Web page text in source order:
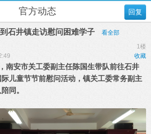
回复
官方动态
石井镇走访慰问困难学子 看全部
1楼
收藏
南安市关工委副主任陈国生带队前往石井
儿童节节前慰问活动，镇关工委常务副主
同。